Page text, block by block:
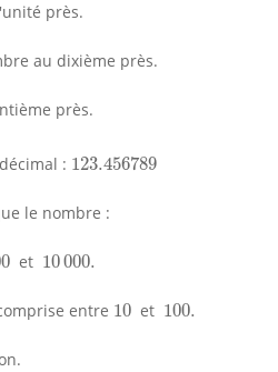
près.
au dixième près.
près.
: 123.456789
123.456789
le nombre :
et 10000.
10000.
entre 10
10 et 100.
100.